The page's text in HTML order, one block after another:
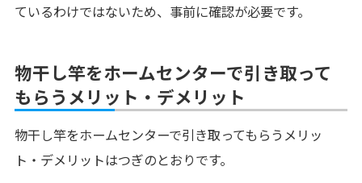
ているわけではないため、事前に確認が必要です。
物干し竿をホームセンターで引き取って
もらうメリット・デメリット
物干し竿をホームセンターで引き取ってもらうメリッ
ト・デメリットはつぎのとおりです。